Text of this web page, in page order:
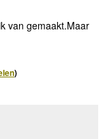
van gemaakt.Maar
)